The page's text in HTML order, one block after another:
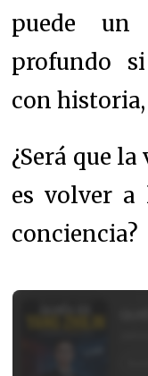
puede un
profundo
con
¿Será que
es volver a
conciencia?